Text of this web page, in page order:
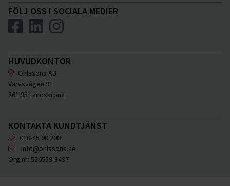
FÖLJ OSS I SOCIALA MEDIER
HUVUDKONTOR
Ohlssons AB
Varvsvägen 91
261 35 Landskrona
KONTAKTA KUNDTJÄNST
010-45 00 200
info@ohlssons.se
Org.nr: 556559-3497